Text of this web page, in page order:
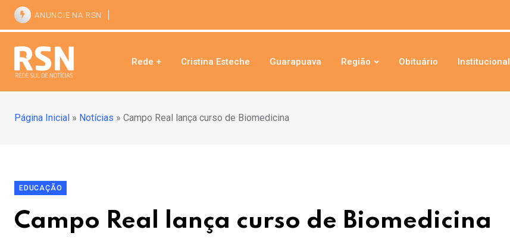
ANUNCIE NA RSN
Rede + Cristina Esteche Guarapuava Região Obituário Institucional
Página Inicial » Notícias » Campo Real lança curso de Biomedicina
EDUCAÇÃO
Campo Real lança curso de Biomedicina